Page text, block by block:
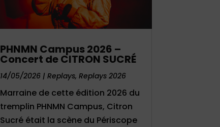
PHNMN Campus 2026 –
Concert de CITRON SUCRÉ
14/05/2026| Replays, Replays 2026
Marraine de cette édition 2026 du
tremplin PHNMN Campus, Citron
Sucré était la scène du Périscope